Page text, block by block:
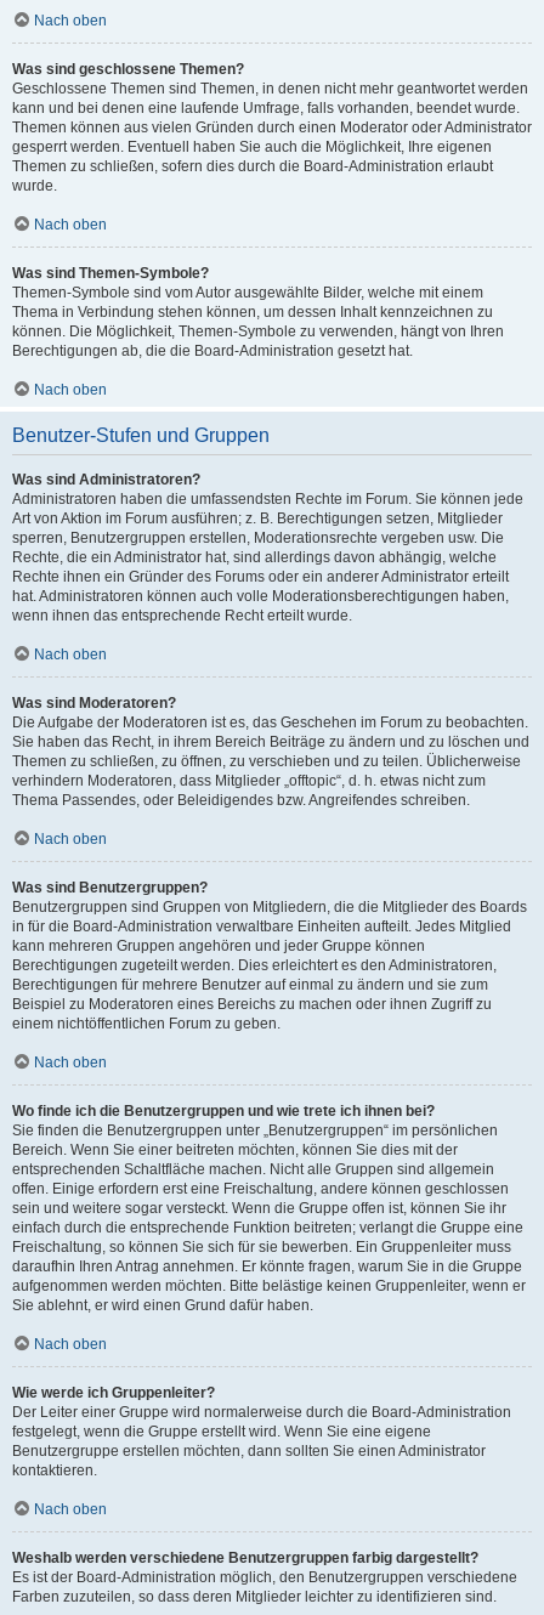
Nach oben
Was sind geschlossene Themen?
Geschlossene Themen sind Themen, in denen nicht mehr geantwortet werden
kann und bei denen eine laufende Umfrage, falls vorhanden, beendet wurde.
Themen können aus vielen Gründen durch einen Moderator oder Administrator
gesperrt werden. Eventuell haben Sie auch die Möglichkeit, Ihre eigenen
Themen zu schließen, sofern dies durch die Board-Administration erlaubt
wurde.
Nach oben
Was sind Themen-Symbole?
Themen-Symbole sind vom Autor ausgewählte Bilder, welche mit einem
Thema in Verbindung stehen können, um dessen Inhalt kennzeichnen zu
können. Die Möglichkeit, Themen-Symbole zu verwenden, hängt von Ihren
Berechtigungen ab, die die Board-Administration gesetzt hat.
Nach oben
Benutzer-Stufen und Gruppen
Was sind Administratoren?
Administratoren haben die umfassendsten Rechte im Forum. Sie können jede
Art von Aktion im Forum ausführen; z. B. Berechtigungen setzen, Mitglieder
sperren, Benutzergruppen erstellen, Moderationsrechte vergeben usw. Die
Rechte, die ein Administrator hat, sind allerdings davon abhängig, welche
Rechte ihnen ein Gründer des Forums oder ein anderer Administrator erteilt
hat. Administratoren können auch volle Moderationsberechtigungen haben,
wenn ihnen das entsprechende Recht erteilt wurde.
Nach oben
Was sind Moderatoren?
Die Aufgabe der Moderatoren ist es, das Geschehen im Forum zu beobachten.
Sie haben das Recht, in ihrem Bereich Beiträge zu ändern und zu löschen und
Themen zu schließen, zu öffnen, zu verschieben und zu teilen. Üblicherweise
verhindern Moderatoren, dass Mitglieder „offtopic“, d. h. etwas nicht zum
Thema Passendes, oder Beleidigendes bzw. Angreifendes schreiben.
Nach oben
Was sind Benutzergruppen?
Benutzergruppen sind Gruppen von Mitgliedern, die die Mitglieder des Boards
in für die Board-Administration verwaltbare Einheiten aufteilt. Jedes Mitglied
kann mehreren Gruppen angehören und jeder Gruppe können
Berechtigungen zugeteilt werden. Dies erleichtert es den Administratoren,
Berechtigungen für mehrere Benutzer auf einmal zu ändern und sie zum
Beispiel zu Moderatoren eines Bereichs zu machen oder ihnen Zugriff zu
einem nichtöffentlichen Forum zu geben.
Nach oben
Wo finde ich die Benutzergruppen und wie trete ich ihnen bei?
Sie finden die Benutzergruppen unter „Benutzergruppen“ im persönlichen
Bereich. Wenn Sie einer beitreten möchten, können Sie dies mit der
entsprechenden Schaltfläche machen. Nicht alle Gruppen sind allgemein
offen. Einige erfordern erst eine Freischaltung, andere können geschlossen
sein und weitere sogar versteckt. Wenn die Gruppe offen ist, können Sie ihr
einfach durch die entsprechende Funktion beitreten; verlangt die Gruppe eine
Freischaltung, so können Sie sich für sie bewerben. Ein Gruppenleiter muss
daraufhin Ihren Antrag annehmen. Er könnte fragen, warum Sie in die Gruppe
aufgenommen werden möchten. Bitte belästige keinen Gruppenleiter, wenn er
Sie ablehnt, er wird einen Grund dafür haben.
Nach oben
Wie werde ich Gruppenleiter?
Der Leiter einer Gruppe wird normalerweise durch die Board-Administration
festgelegt, wenn die Gruppe erstellt wird. Wenn Sie eine eigene
Benutzergruppe erstellen möchten, dann sollten Sie einen Administrator
kontaktieren.
Nach oben
Weshalb werden verschiedene Benutzergruppen farbig dargestellt?
Es ist der Board-Administration möglich, den Benutzergruppen verschiedene
Farben zuzuteilen, so dass deren Mitglieder leichter zu identifizieren sind.